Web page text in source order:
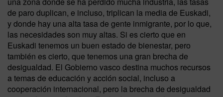
de paro duplican, e incluso, triplican la media de Euskadi,
y donde hay una alta tasa de gente inmigrante, por lo que,
las necesidades son muy altas. Si es cierto que en
Euskadi tenemos un buen estado de bienestar, pero
también es cierto, que tenemos una gran brecha de
desigualdad. El Gobierno vasco destina muchos recursos
a temas de educación y acción social, incluso a
cooperación internacional, pero la brecha de desigualdad